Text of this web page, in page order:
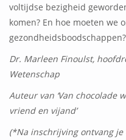
voltijdse bezigheid
komen? En hoe moeten we
gezondheidsboodschappen?
Dr. Marleen Finoulst,
Wetenschap
Auteur van ‘Van chocolade
vriend en vijand’
(*Na inschrijving ontvang